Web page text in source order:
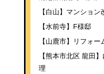
【白山】マンション
【水前寺】F様邸
【山鹿市】リフォー
【熊本市北区 龍田
理